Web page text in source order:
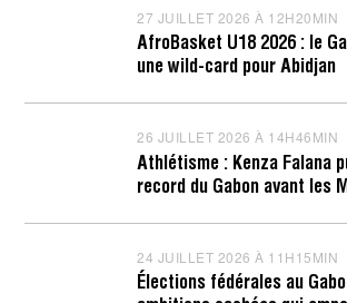
27 JUILLET 2026 À 12H20MIN
7
J
L
T
2
0
2
AfroBasket U18 2026 : le
une wild-card pour Abidjan
26 JUILLET 2026 À 14H46MIN
6
J
L
T
2
Athlétisme : Kenza Falana
record du Gabon avant les
24 JUILLET 2026 À 11H15MIN
4
J
Élections fédérales au